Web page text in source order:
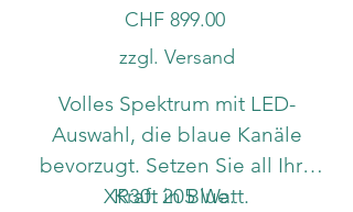
Preis
CHF 899.00
zzgl. Versand
Volles Spektrum mit LED-
Auswahl, die blaue Kanäle
bevorzugt. Setzen Sie all Ihre
Kraft in Blue.
XR30: 205 Watt.